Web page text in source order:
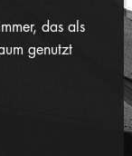
das als
genutzt